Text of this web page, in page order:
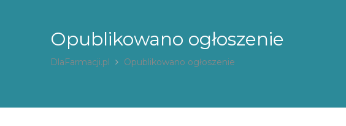
Opublikowano ogłoszenie
DlaFarmacji.pl Opublikowano ogłoszenie